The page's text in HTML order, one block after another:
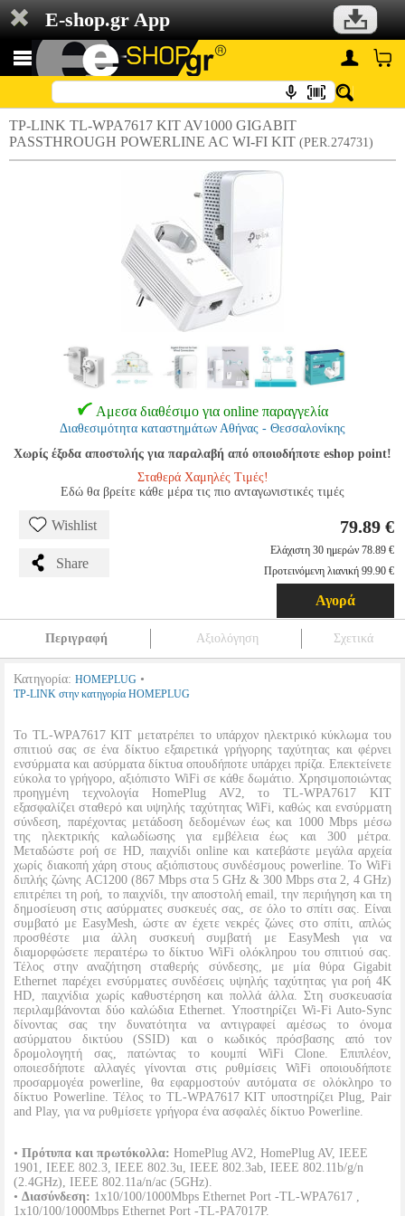
E-shop.gr App
TP-LINK TL-WPA7617 KIT AV1000 GIGABIT
PASSTHROUGH POWERLINE AC WI-FI KIT (PER.274731)
Αμεσα διαθέσιμο για online παραγγελία
Διαθεσιμότητα καταστημάτων Αθήνας - Θεσσαλονίκης
Χωρίς έξοδα αποστολής για παραλαβή από οποιοδήποτε eshop point!
Σταθερά Χαμηλές Τιμές!
Εδώ θα βρείτε κάθε μέρα τις πιο ανταγωνιστικές τιμές
Wishlist
Share
79.89 €
Ελάχιστη 30 ημερών 78.89 €
Προτεινόμενη λιανική 99.90 €
Αγορά
Περιγραφή Αξιολόγηση Σχετικά
Κατηγορία: HOMEPLUG •
TP-LINK στην κατηγορία HOMEPLUG
Το TL-WPA7617 KIT μετατρέπει το υπάρχον ηλεκτρικό κύκλωμα του
σπιτιού σας σε ένα δίκτυο εξαιρετικά γρήγορης ταχύτητας και φέρνει
ενσύρματα και ασύρματα δίκτυα οπουδήποτε υπάρχει πρίζα. Επεκτείνετε
εύκολα το γρήγορο, αξιόπιστο WiFi σε κάθε δωμάτιο. Χρησιμοποιώντας
προηγμένη τεχνολογία HomePlug AV2, το TL-WPA7617 KIT
εξασφαλίζει σταθερό και υψηλής ταχύτητας WiFi, καθώς και ενσύρματη
σύνδεση, παρέχοντας μετάδοση δεδομένων έως και 1000 Mbps μέσω
της ηλεκτρικής καλωδίωσης για εμβέλεια έως και 300 μέτρα.
Μεταδώστε ροή σε HD, παιχνίδι online και κατεβάστε μεγάλα αρχεία
χωρίς διακοπή χάρη στους αξιόπιστους συνδέσμους powerline. Το WiFi
διπλής ζώνης AC1200 (867 Mbps στα 5 GHz & 300 Mbps στα 2, 4 GHz)
επιτρέπει τη ροή, το παιχνίδι, την αποστολή email, την περιήγηση και τη
δημοσίευση στις ασύρματες συσκευές σας, σε όλο το σπίτι σας. Είναι
συμβατό με EasyMesh, ώστε αν έχετε νεκρές ζώνες στο σπίτι, απλώς
προσθέστε μια άλλη συσκευή συμβατή με EasyMesh για να
διαμορφώσετε περαιτέρω το δίκτυο WiFi ολόκληρου του σπιτιού σας.
Τέλος στην αναζήτηση σταθερής σύνδεσης, με μία θύρα Gigabit
Ethernet παρέχει ενσύρματες συνδέσεις υψηλής ταχύτητας για ροή 4K
HD, παιχνίδια χωρίς καθυστέρηση και πολλά άλλα. Στη συσκευασία
περιλαμβάνονται δύο καλώδια Ethernet. Υποστηρίζει Wi-Fi Auto-Sync
δίνοντας σας την δυνατότητα να αντιγραφεί αμέσως το όνομα
ασύρματου δικτύου (SSID) και ο κωδικός πρόσβασης από τον
δρομολογητή σας, πατώντας το κουμπί WiFi Clone. Επιπλέον,
οποιεσδήποτε αλλαγές γίνονται στις ρυθμίσεις WiFi οποιουδήποτε
προσαρμογέα powerline, θα εφαρμοστούν αυτόματα σε ολόκληρο το
δίκτυο Powerline. Τέλος το TL-WPA7617 KIT υποστηρίζει Plug, Pair
and Play, για να ρυθμίσετε γρήγορα ένα ασφαλές δίκτυο Powerline.
• Πρότυπα και πρωτόκολλα: HomePlug AV2, HomePlug AV, IEEE
1901, IEEE 802.3, IEEE 802.3u, IEEE 802.3ab, IEEE 802.11b/g/n
(2.4GHz), IEEE 802.11a/n/ac (5GHz).
• Διασύνδεση: 1x10/100/1000Mbps Ethernet Port -TL-WPA7617 ,
1x10/100/1000Mbps Ethernet Port -TL-PA7017P.